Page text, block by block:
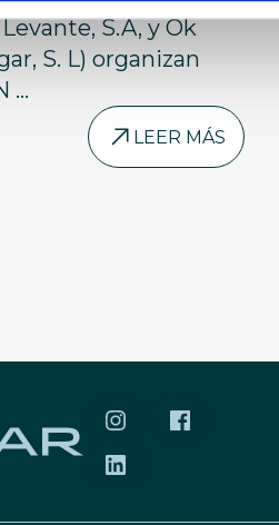
S.A, y Ok
S. L) organizan
...
LEER MÁS
SÍGUENOS EN
SÍGUENOS
SÍGUENOS EN